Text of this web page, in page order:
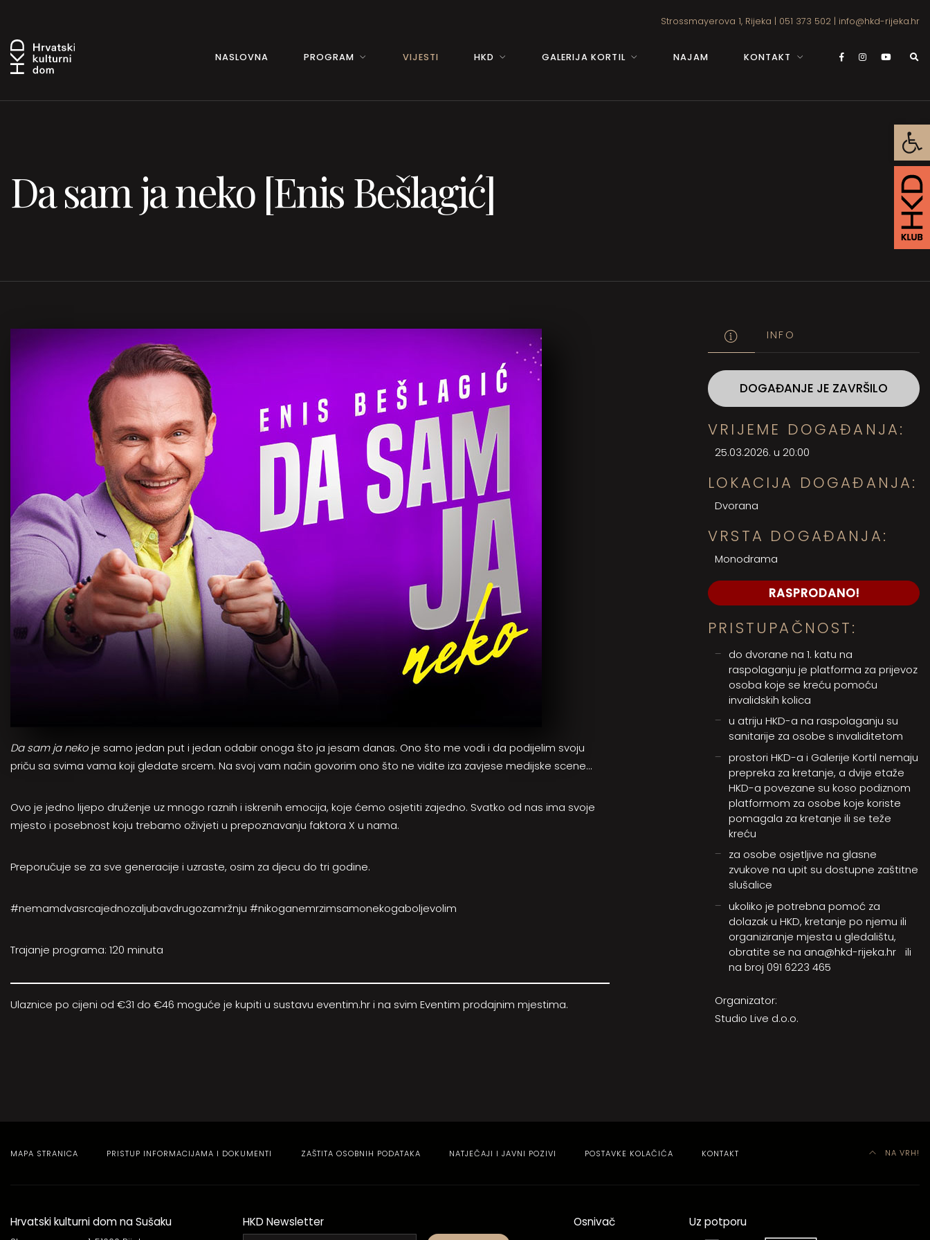
Strossmayerova 1, Rijeka | 051 373 502 | info@hkd-rijeka.hr
NASLOVNA PROGRAM VIJESTI HKD GALERIJA KORTIL NAJAM KONTAKT
Da sam ja neko [Enis Bešlagić]
Da sam ja nekoje samo jedan put i jedan odabir onoga što ja jesam danas. Ono što me vodi i da podijelim svoju
priču sa svima vama koji gledate srcem. Na svoj vam način govorim ono što ne vidite iza zavjese medijske scene…
Ovo je jedno lijepo druženje uz mnogo raznih i iskrenih emocija, koje ćemo osjetiti zajedno. Svatko od nas ima svoje
mjesto i posebnost koju trebamo oživjeti u prepoznavanju faktora X u nama.
Preporučuje se za sve generacije i uzraste, osim za djecu do tri godine.
#nemamdvasrcajednozaljubavdrugozamržnju #nikoganemrzimsamonekogaboljevolim
Trajanje programa: 120 minuta
Ulaznice po cijeni od €31 do €46 moguće je kupiti u sustavu eventim.hri na svim Eventim prodajnim mjestima.
INFO
DOGAĐANJE JE ZAVRŠILO
VRIJEME DOGAĐANJA:
25.03.2026. u 20:00
LOKACIJA DOGAĐANJA:
Dvorana
VRSTA DOGAĐANJA:
Monodrama
RASPRODANO!
PRISTUPAČNOST:
do dvorane na 1. katu na
raspolaganju je platforma za prijevoz
osoba koje se kreću pomoću
invalidskih kolica
u atriju HKD-a na raspolaganju su
sanitarije za osobe s invaliditetom
prostori HKD-a i Galerije Kortil nemaju
prepreka za kretanje, a dvije etaže
HKD-a povezane su koso podiznom
platformom za osobe koje koriste
pomagala za kretanje ili se teže
kreću
za osobe osjetljive na glasne
zvukove na upit su dostupne zaštitne
slušalice
ukoliko je potrebna pomoć za
dolazak u HKD, kretanje po njemu ili
organiziranje mjesta u gledalištu,
obratite se na ana@hkd-rijeka.hr
ili
na broj091 6223 465
Organizator:
Studio Live d.o.o.
MAPA STRANICA PRISTUP INFORMACIJAMA I DOKUMENTI ZAŠTITA OSOBNIH PODATAKA NATJEČAJI I JAVNI POZIVI POSTAVKE KOLAČIĆA KONTAKT NA VRH!
Hrvatski kulturni dom na Sušaku HKD Newsletter Osnivač Uz potporu